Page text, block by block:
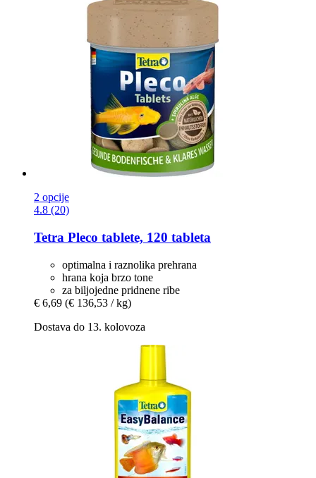
2 opcije
4.8 (20)
Tetra Pleco tablete, 120 tableta
optimalna i raznolika prehrana
hrana koja brzo tone
za biljojedne pridnene ribe
€ 6,69 (€ 136,53 / kg)
Dostava do 13. kolovoza